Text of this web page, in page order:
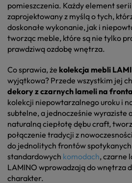
pomieszczenia. Każdy element
zaprojektowany z myślą o tych,
doskonałe wykonanie, jak i
tworząc meble, które są nie tylko
prawdziwą ozdobę wnętrza.
Co sprawia, że kolekcja mebli
wyjątkowa? Przede wszystkim jej
dekory z czarnych lameli na
kolekcji niepowtarzalnego uroku i
subtelne, a jednocześnie wyraziste
naturalną ciepłotę dębu craft,
połączenie tradycji z
do jednolitych frontów
standardowych komodach, czarne
LAMINO wprowadzają do wnętrza
charakter.